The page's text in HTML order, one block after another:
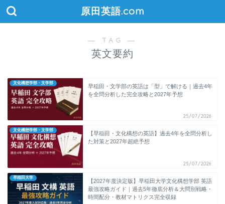
原田英語.com
― TAG ―
英文要約
文化構想学部・文学部
早稲田・文学部の英語は「型」で解ける｜過去4年
を全問分析した完全攻略と2027年予想
25/07/2026
文化構想学部・文学部
【早稲田・文化構想の英語】過去4年を全問分析し
た対策と2027年超絶予想
25/07/2026
早稲田大学
【2027年度決定版】早稲田大学文化構想学部 英語
最強攻略ガイド｜過去5年徹底分析＆大問別戦略・
時間配分・教材マトリクス完全収録